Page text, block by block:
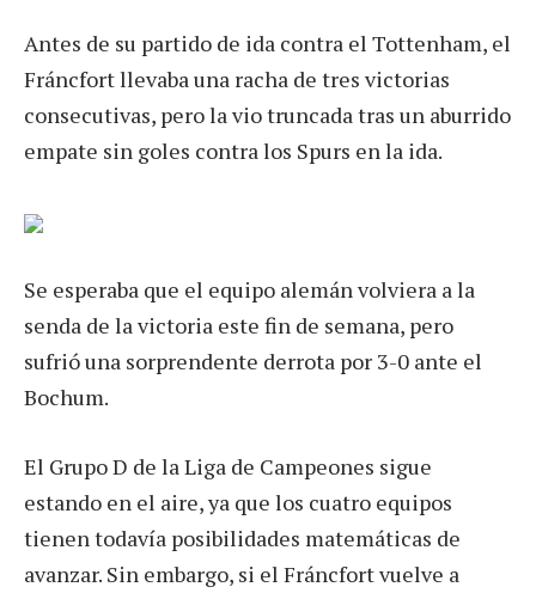
Antes de su partido de ida contra el Tottenham, el
Fráncfort llevaba una racha de tres victorias
consecutivas, pero la vio truncada tras un aburrido
empate sin goles contra los Spurs en la ida.
Se esperaba que el equipo alemán volviera a la
senda de la victoria este fin de semana, pero
sufrió una sorprendente derrota por 3-0 ante el
Bochum.
El Grupo D de la Liga de Campeones sigue
estando en el aire, ya que los cuatro equipos
tienen todavía posibilidades matemáticas de
avanzar. Sin embargo, si el Fráncfort vuelve a